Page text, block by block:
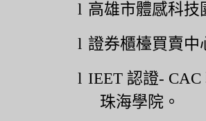
l 高雄市體感科技
l 證券櫃檯買賣中
l IEET認證- CAC
珠海學院。